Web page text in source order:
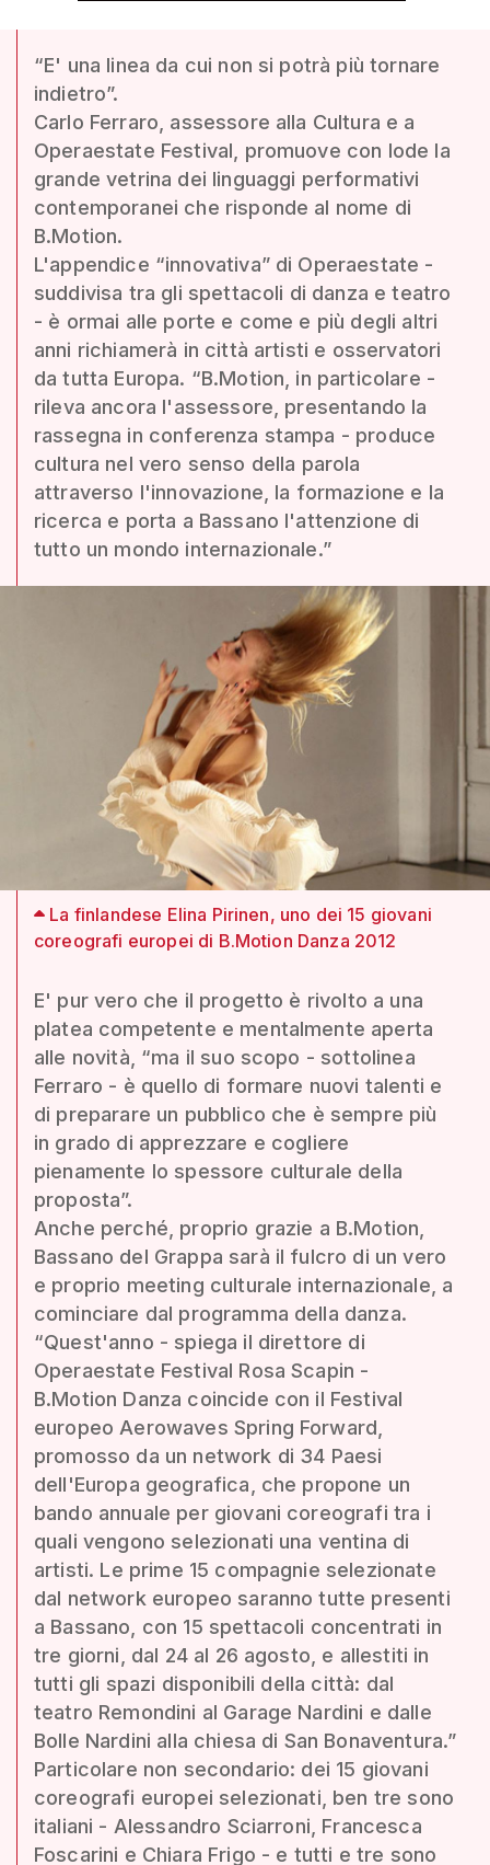
“E' una linea da cui non si potrà più tornare
indietro”.
Carlo Ferraro, assessore alla Cultura e a
Operaestate Festival, promuove con lode la
grande vetrina dei linguaggi performativi
contemporanei che risponde al nome di
B.Motion.
L'appendice “innovativa” di Operaestate -
suddivisa tra gli spettacoli di danza e teatro
- è ormai alle porte e come e più degli altri
anni richiamerà in città artisti e osservatori
da tutta Europa. “B.Motion, in particolare -
rileva ancora l'assessore, presentando la
rassegna in conferenza stampa - produce
cultura nel vero senso della parola
attraverso l'innovazione, la formazione e la
ricerca e porta a Bassano l'attenzione di
tutto un mondo internazionale.”
La finlandese Elina Pirinen, uno dei 15 giovani
coreografi europei di B.Motion Danza 2012
E' pur vero che il progetto è rivolto a una
platea competente e mentalmente aperta
alle novità, “ma il suo scopo - sottolinea
Ferraro - è quello di formare nuovi talenti e
di preparare un pubblico che è sempre più
in grado di apprezzare e cogliere
pienamente lo spessore culturale della
proposta”.
Anche perché, proprio grazie a B.Motion,
Bassano del Grappa sarà il fulcro di un vero
e proprio meeting culturale internazionale, a
cominciare dal programma della danza.
“Quest'anno - spiega il direttore di
Operaestate Festival Rosa Scapin -
B.Motion Danza coincide con il Festival
europeo Aerowaves Spring Forward,
promosso da un network di 34 Paesi
dell'Europa geografica, che propone un
bando annuale per giovani coreografi tra i
quali vengono selezionati una ventina di
artisti. Le prime 15 compagnie selezionate
dal network europeo saranno tutte presenti
a Bassano, con 15 spettacoli concentrati in
tre giorni, dal 24 al 26 agosto, e allestiti in
tutti gli spazi disponibili della città: dal
teatro Remondini al Garage Nardini e dalle
Bolle Nardini alla chiesa di San Bonaventura.”
Particolare non secondario: dei 15 giovani
coreografi europei selezionati, ben tre sono
italiani - Alessandro Sciarroni, Francesca
Foscarini e Chiara Frigo - e tutti e tre sono